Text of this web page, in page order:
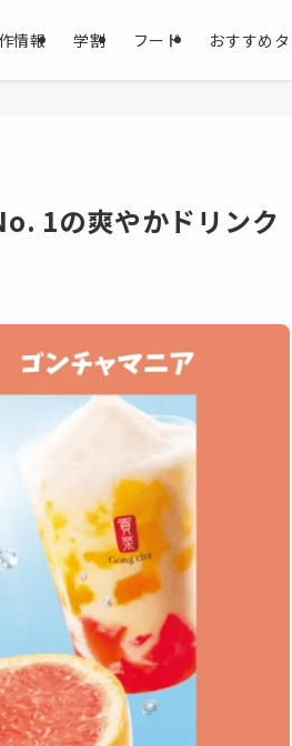
情報 学割 フード おすすめ
1の爽やかドリンク